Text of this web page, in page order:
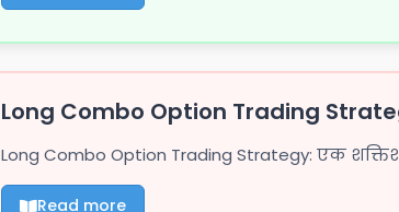
Long Combo Option Trading
Long Combo Option Trading Strategy: एक
Read more